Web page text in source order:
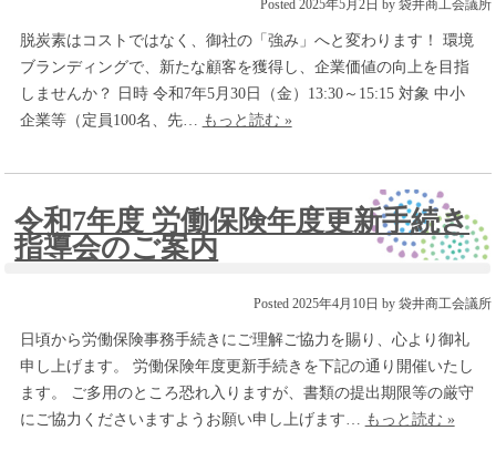
Posted 2025年5月2日 by 袋井商工会議所
脱炭素はコストではなく、御社の「強み」へと変わります！ 環境
ブランディングで、新たな顧客を獲得し、企業価値の向上を目指
しませんか？ 日時 令和7年5月30日（金）13:30～15:15 対象 中小
企業等（定員100名、先… もっと読む »
令和7年度 労働保険年度更新手続き
指導会のご案内
Posted 2025年4月10日 by 袋井商工会議所
日頃から労働保険事務手続きにご理解ご協力を賜り、心より御礼
申し上げます。 労働保険年度更新手続きを下記の通り開催いたし
ます。 ご多用のところ恐れ入りますが、書類の提出期限等の厳守
にご協力くださいますようお願い申し上げます…
もっと読む »